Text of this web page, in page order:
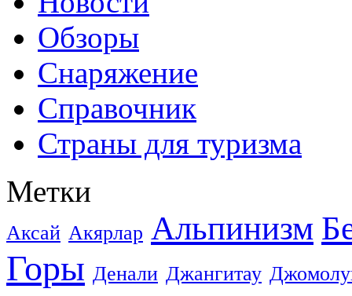
Обзоры
Снаряжение
Справочник
Страны для туризма
Метки
Аксай Акярлар Альпинизм
Горы Денали Джангитау